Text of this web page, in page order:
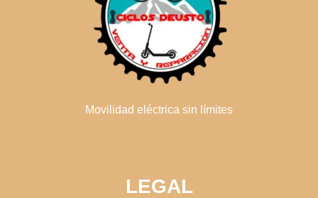
Movilidad eléctrica sin límites
LEGAL